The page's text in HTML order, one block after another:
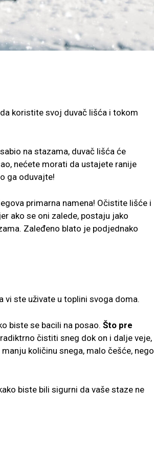
koristite svoj duvač lišća i tokom
na stazama, duvač lišća će
nećete morati da ustajete ranije
ga oduvajte!
primarna namena! Očistite lišće i
ako se oni zalede, postaju jako
Zaleđeno blato je podjednako
vi ste uživate u toplini svoga doma.
biste se bacili na posao. Što pre
čistiti sneg dok on i dalje veje,
količinu snega, malo češće, nego
biste bili sigurni da vaše staze ne